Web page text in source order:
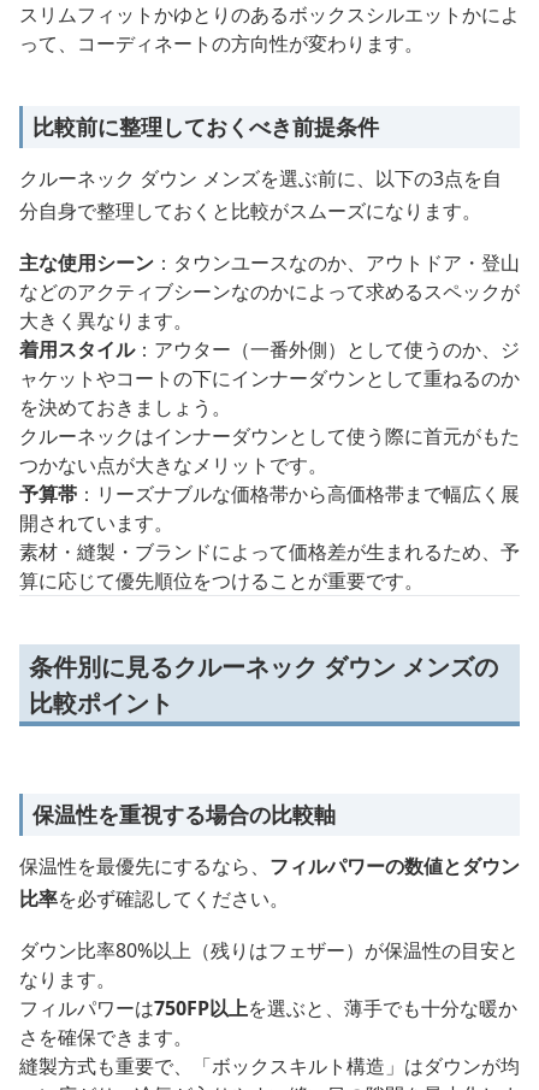
スリムフィットかゆとりのあるボックスシルエットかによ
って、コーディネートの方向性が変わります。
比較前に整理しておくべき前提条件
クルーネック ダウン メンズを選ぶ前に、以下の3点を自
分自身で整理しておくと比較がスムーズになります。
主な使用シーン ：タウンユースなのか、アウトドア・登山
などのアクティブシーンなのかによって求めるスペックが
大きく異なります。
着用スタイル：アウター（一番外側）として使うのか、ジ
ャケットやコートの下にインナーダウンとして重ねるのか
を決めておきましょう。
クルーネックはインナーダウンとして使う際に首元がもた
つかない点が大きなメリットです。
予算帯 ：リーズナブルな価格帯から高価格帯まで幅広く展
開されています。
素材・縫製・ブランドによって価格差が生まれるため、予
算に応じて優先順位をつけることが重要です。
条件別に見るクルーネック ダウン メンズの
比較ポイント
保温性を重視する場合の比較軸
保温性を最優先にするなら、 フィルパワーの数値とダウン
比率を必ず確認してください。
ダウン比率80%以上（残りはフェザー）が保温性の目安と
なります。
フィルパワーは750FP以上を選ぶと、薄手でも十分な暖か
さを確保できます。
縫製方式も重要で、「ボックスキルト構造」はダウンが均